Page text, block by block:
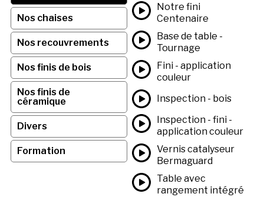
Nos chaises
Nos recouvrements
Nos finis de bois
Nos finis de
céramique
Divers
Formation
Notre fini
Centenaire
Base de table -
Tournage
Fini - application
couleur
Inspection - bois
Inspection - fini -
application couleur
Vernis catalyseur
Bermaguard
Table avec
rangement intégré